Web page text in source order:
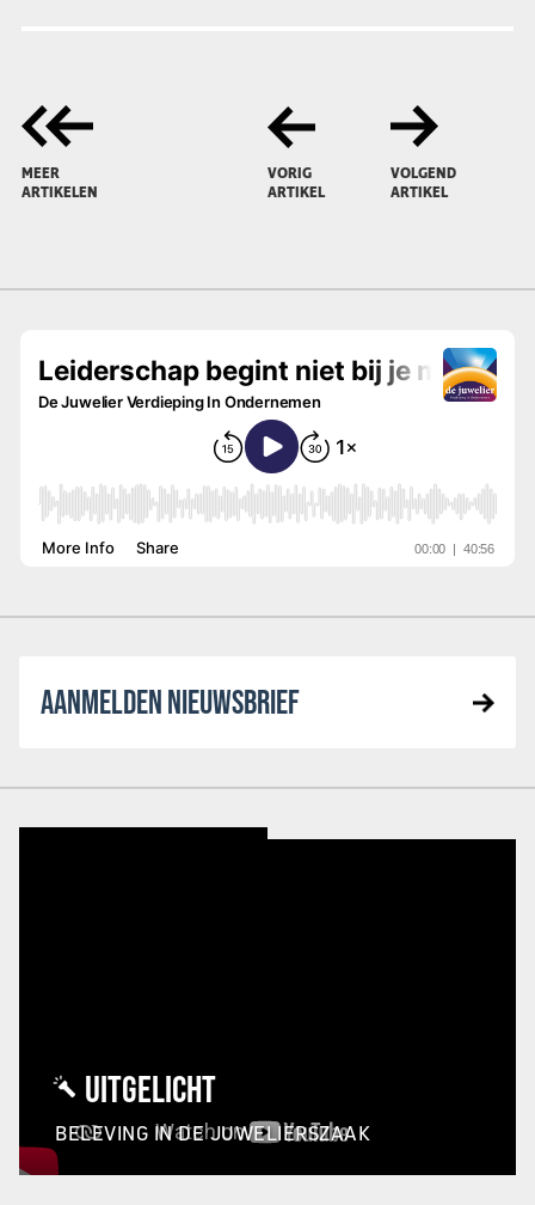
MEER
ARTIKELEN
VORIG
ARTIKEL
VOLGEND
ARTIKEL
AANMELDEN NIEUWSBRIEF
UITGELICHT
BELEVING IN DE JUWELIERSZAAK